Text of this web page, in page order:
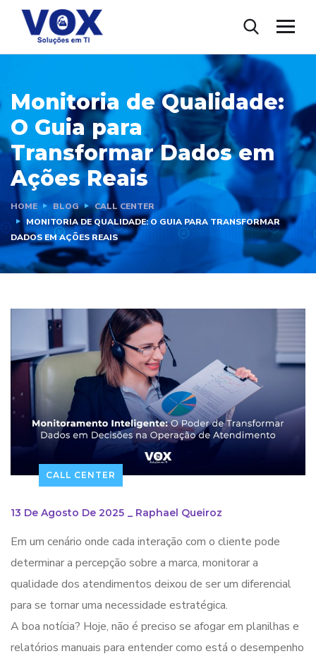
Monitoria de Qualidade:
O Guia para
Transformar Dados em
Ações Reais
HOME BLOG
CALL CENTER
MONITORIA DE QUALIDADE: O GUIA PARA TRANSFORMAR
DADOS EM AÇÕES REAIS
CALL CENTER
13 De Agosto De 2025 Raphael Queiroz
Em um cenário onde cada interação com o cliente pode
determinar a percepção sobre a marca, monitorar a
qualidade dos atendimentos deixou de ser um diferencial
para se tornar uma necessidade estratégica.
A boa notícia? Hoje, não é preciso se afogar em planilhas e
relatórios manuais para entender como está o desempenho